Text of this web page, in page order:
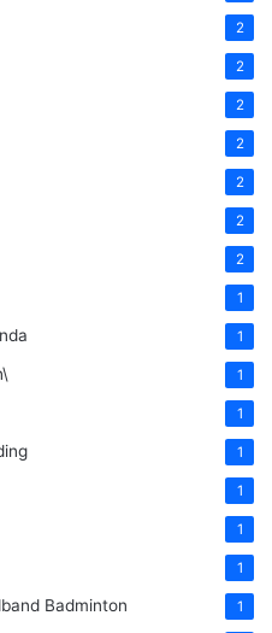
2
2
2
2
2
2
2
1
1
1
1
1
1
1
1
Badminton 1